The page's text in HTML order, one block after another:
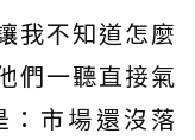
我不知道怎麼
們一聽直接氣
：市場還沒落